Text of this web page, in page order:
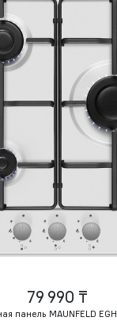
79 990 ₸
панель MAUNFELD